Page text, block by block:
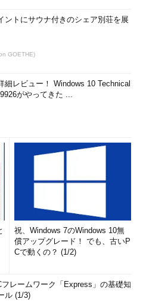
ントにサウナ付きのシェア別荘を展
GOETHE)
細レビュー！ Windows 10 Technical
がやってきた ...
祝、Windows 7のWindows 10無
償アップグレード！ でも、古いP
Cで動くの？ (1/2)
フレームワーク「Express」の基礎知
ル (1/3)